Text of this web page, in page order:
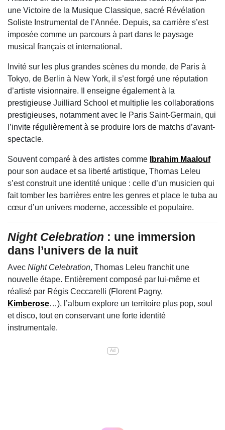
une Victoire de la Musique Classique, sacré Révélation
Soliste Instrumental de l’Année. Depuis, sa carrière s’est
imposée comme un parcours à part dans le paysage
musical français et international.
Invité sur les plus grandes scènes du monde, de Paris à
Tokyo, de Berlin à New York, il s’est forgé une réputation
d’artiste visionnaire. Il enseigne également à la
prestigieuse Juilliard School et multiplie les collaborations
prestigieuses, notamment avec le Paris Saint-Germain, qui
l’invite régulièrement à se produire lors de matchs d’avant-
spectacle.
Souvent comparé à des artistes comme
Ibrahim Maalouf
pour son audace et sa liberté artistique, Thomas Leleu
s’est construit une identité unique : celle d’un musicien qui
fait tomber les barrières entre les genres et place le tuba au
cœur d’un univers moderne, accessible et populaire.
Night Celebration : une immersion
dans l’univers de la nuit
Avec Night Celebration, Thomas Leleu franchit une
nouvelle étape. Entièrement composé par lui-même et
réalisé par Régis Ceccarelli (Florent Pagny,
Kimberose…), l’album explore un territoire plus pop, soul
et disco, tout en conservant une forte identité
instrumentale.
Ad